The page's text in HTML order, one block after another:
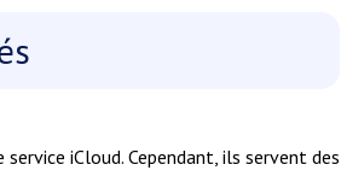
iCloud. Cependant, ils servent des